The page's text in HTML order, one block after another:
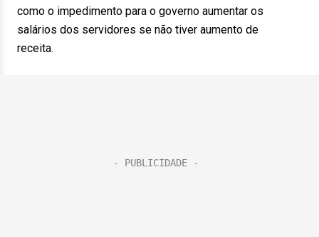
como o impedimento para o governo aumentar os
salários dos servidores se não tiver aumento de
receita.